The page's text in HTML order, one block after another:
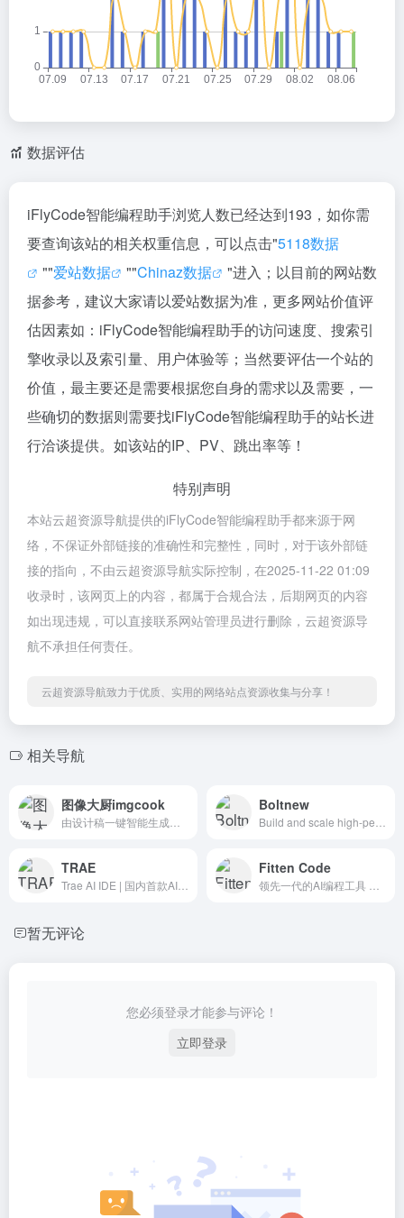
数据评估
iFlyCode智能编程助手浏览人数已经达到193，如你需
要查询该站的相关权重信息，可以点击"5118数据
""爱站数据 ""Chinaz数据
"进入；以目前的网站数
据参考，建议大家请以爱站数据为准，更多网站价值评
估因素如：iFlyCode智能编程助手的访问速度、搜索引
擎收录以及索引量、用户体验等；当然要评估一个站的
价值，最主要还是需要根据您自身的需求以及需要，一
些确切的数据则需要找iFlyCode智能编程助手的站长进
行洽谈提供。如该站的IP、PV、跳出率等！
特别声明
本站云超资源导航提供的iFlyCode智能编程助手都来源于网
络，不保证外部链接的准确性和完整性，同时，对于该外部链
接的指向，不由云超资源导航实际控制，在2025-11-22 01:09
收录时，该网页上的内容，都属于合规合法，后期网页的内容
如出现违规，可以直接联系网站管理员进行删除，云超资源导
航不承担任何责任。
云超资源导航致力于优质、实用的网络站点资源收集与分享！
相关导航
图像大厨imgcook Boltnew
TRAE Fitten Code
暂无评论
您必须登录才能参与评论！
立即登录